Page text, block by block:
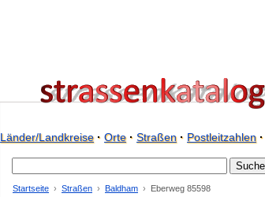
Länder/Landkreise· Orte· Straßen· Postleitzahlen·
Startseite Straßen Baldham Eberweg 85598